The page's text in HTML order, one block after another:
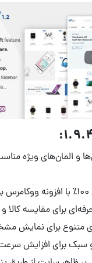
و المان‌های ویژه
برای مقایسه
متنوع برای نمایش
برای افزایش سرعت